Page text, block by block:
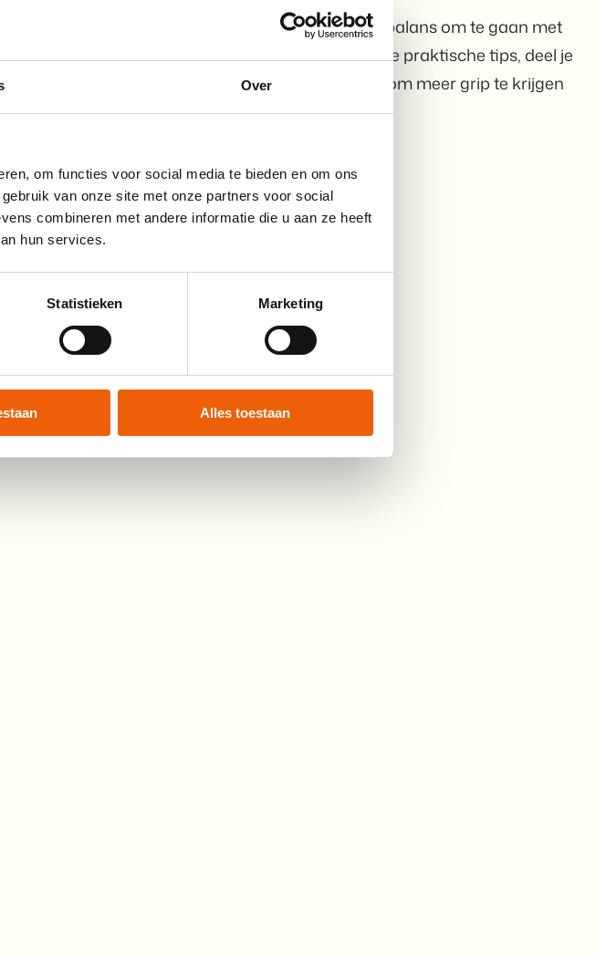
Over
om functies voor social media te bieden en om ons
van onze site met onze partners voor social
combineren met andere informatie die u aan ze heeft
hun services.
Statistieken Marketing
Alles toestaan
Can Do More helpt je om met meer vertrouwen en balans om te gaan met
de uitdagingen van MS. In deze digitale groep krijg je praktische tips, deel je
ervaringen met anderen en ontdek je wat jou helpt om meer grip te krijgen
op je dagelijks leven.
Online, laagdrempelig en vanuit huis te volgen.